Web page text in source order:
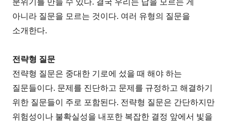
아니라 질문을 모르는 것이다. 여러 유형의 질문을
소개한다.
전략형 질문
전략형 질문은 중대한 기로에 섰을 때 해야 하는
질문들이다. 문제를 진단하고 문제를 규정하고 해결하기
위한 질문들이 주로 포함된다. 전략형 질문은 간단하지만
위험성이나 불확실성을 내포한 복잡한 결정 앞에서 빛을